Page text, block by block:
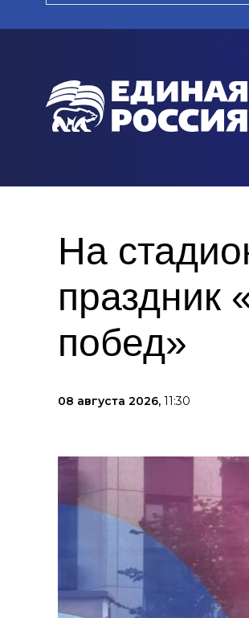
На
праздник
побед»
08 августа 2026, 11:30